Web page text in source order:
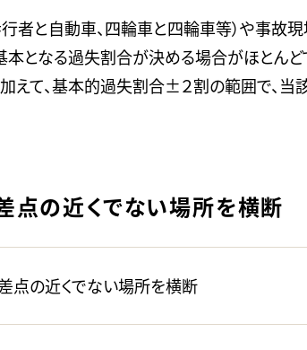
者と自動車、四輪車と四輪車等）や事故
本となる過失割合が決める場合がほとんど
えて、基本的過失割合±２割の範囲で、
点の近くでない場所を横断
点の近くでない場所を横断